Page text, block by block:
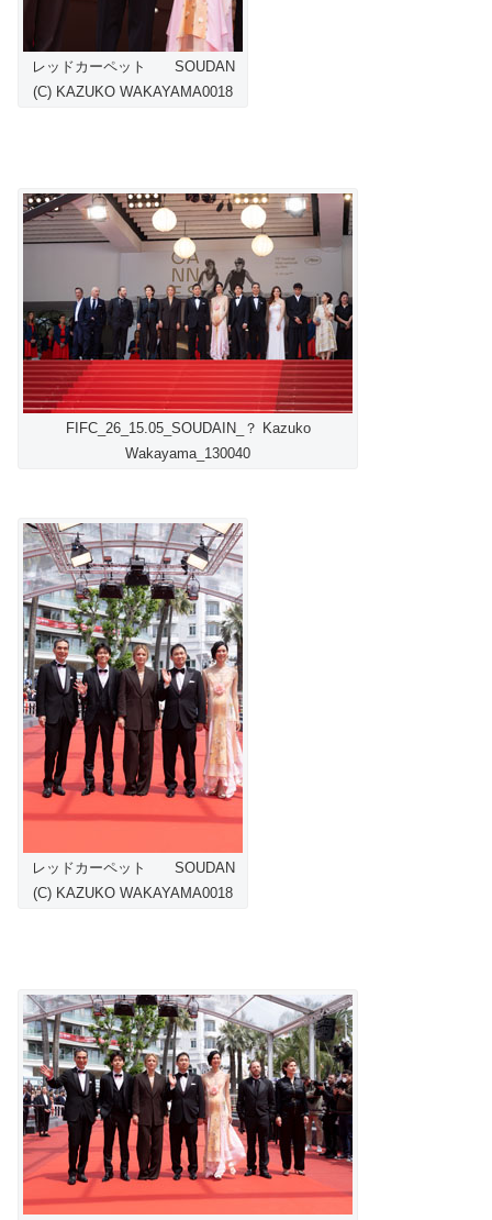
レッドカーペット SOUDAN
(C) KAZUKO WAKAYAMA0018
FIFC_26_15.05_SOUDAIN_？ Kazuko
Wakayama_130040
レッドカーペット SOUDAN
(C) KAZUKO WAKAYAMA0018